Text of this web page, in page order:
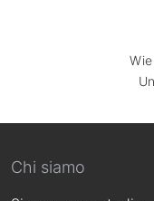
Chi siamo